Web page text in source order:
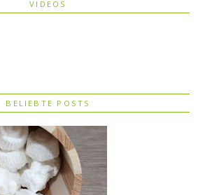
VIDEOS
BELIEBTE POSTS